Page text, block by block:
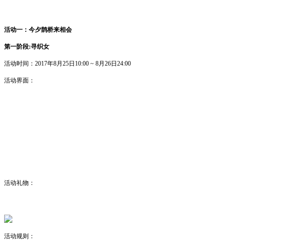
活动一：今夕鹊桥来相会
第一阶段:寻织女
活动时间： 2017年8月25日10:00 ~ 8月26日24:00
活动界面：
活动礼物：
活动规则：